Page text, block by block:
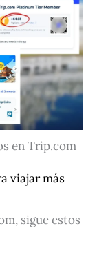
en Trip.com
viajar más
sigue estos